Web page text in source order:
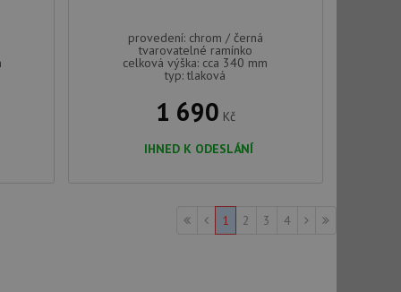
provedení: chrom / černá
tvarovatelné ramínko
celková výška: cca 340 mm
typ: tlaková
1 690 Kč
IHNED K ODESLÁNÍ
1 2 3 4
zda prohlížeč
sledování
a
koncový uživatel